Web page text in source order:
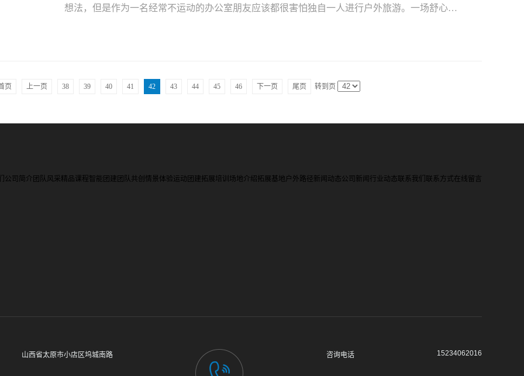
想法，但是作为一名经常不运动的办公室朋友应该都很害怕独自一人进行户外旅游。一场舒心的
页 上一页 38 39 40 41 42 43 44 45 46 下一页 尾页 转到页
公司简介 团队风采精品课程智能团建 团队共创 情景体验运动团建拓展培训 场地介绍拓展基地户外路径新闻动态公司新闻 行业动态联系我们 联系方式在线留言
山西省太原市小店区坞城南路 咨询电话 15234062016